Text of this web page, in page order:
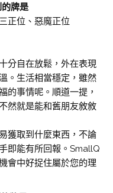
牌是
正位、惡魔正位
分自在放鬆，外在表現
。生活相當穩定，雖然
的事情呢。順道一提，
然就是能和舊朋友敘敘
獲取到什麼東西，不論
即能有所回報。SmallQ
會中好捉住屬於您的理